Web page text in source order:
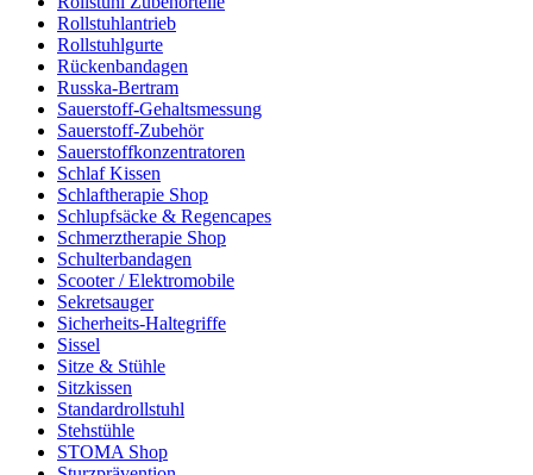
Rollstuhlantrieb
Rollstuhlgurte
Rückenbandagen
Russka-Bertram
Sauerstoff-Gehaltsmessung
Sauerstoff-Zubehör
Sauerstoffkonzentratoren
Schlaf Kissen
Schlaftherapie Shop
Schlupfsäcke & Regencapes
Schmerztherapie Shop
Schulterbandagen
Scooter / Elektromobile
Sekretsauger
Sicherheits-Haltegriffe
Sissel
Sitze & Stühle
Sitzkissen
Standardrollstuhl
Stehstühle
STOMA Shop